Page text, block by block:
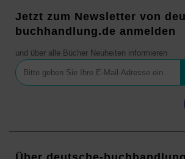
Jetzt zum Newsletter von
buchhandlung.de anmelden
und über alle Bücher Neuheiten informieren